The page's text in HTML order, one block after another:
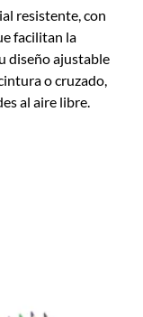
resistente, con
facilitan la
diseño ajustable
o cruzado,
al aire libre.